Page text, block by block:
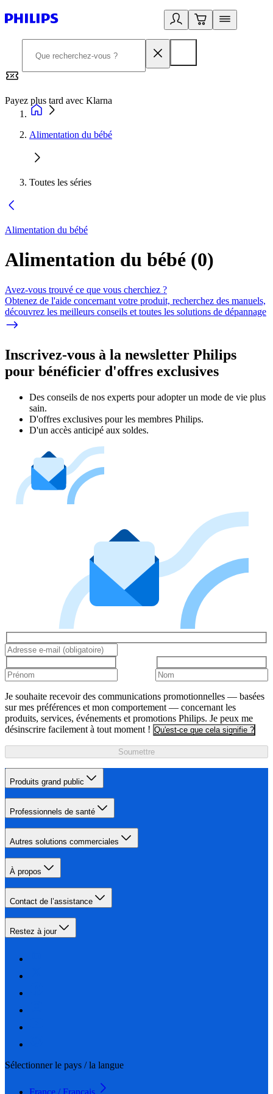
Payez plus tard avec Klarna
Alimentation du bébé
Toutes les séries
Alimentation du bébé
Alimentation du bébé (0)
Avez-vous trouvé ce que vous cherchiez ?
Obtenez de l'aide concernant votre produit, recherchez des manuels,
découvrez les meilleurs conseils et toutes les solutions de dépannage
Inscrivez-vous à la newsletter Philips
pour bénéficier d'offres exclusives
Des conseils de nos experts pour adopter un mode de vie plus
sain.
D'offres exclusives pour les membres Philips.
D'un accès anticipé aux soldes.
Je souhaite recevoir des communications promotionnelles — basées
sur mes préférences et mon comportement — concernant les
produits, services, événements et promotions Philips. Je peux me
désinscrire facilement à tout moment ! Qu'est-ce que cela signifie ?
Soumettre
Produits grand public
Professionnels de santé
Autres solutions commerciales
À propos
Contact de l’assistance
Restez à jour
Sélectionner le pays / la langue
France / Français